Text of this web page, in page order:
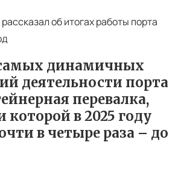
об итогах работы порта
динамичных
деятельности порта
перевалка,
которой в 2025 году
в четыре раза – до